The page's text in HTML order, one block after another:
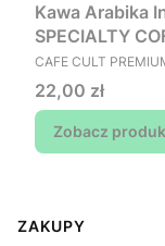
Kawa Arabika
SPECIALTY
PRODUCENT
CAFE CULT
Cena
22,00 zł
Zobacz
Linki w stopce
ZAKUPY